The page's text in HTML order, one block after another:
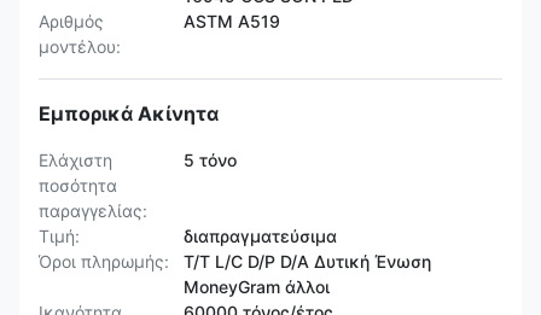
Αριθμός
μοντέλου:
ASTM A519
Εμπορικά Ακίνητα
Ελάχιστη
ποσότητα
παραγγελίας:
5 τόνο
Τιμή:
διαπραγματεύσιμα
Όροι πληρωμής:
T/T L/C D/P D/A Δυτική Ένωση
MoneyGram άλλοι